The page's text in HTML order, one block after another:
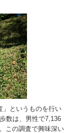
」というものを行い
数は、男性で7,136
この調査で興味深い